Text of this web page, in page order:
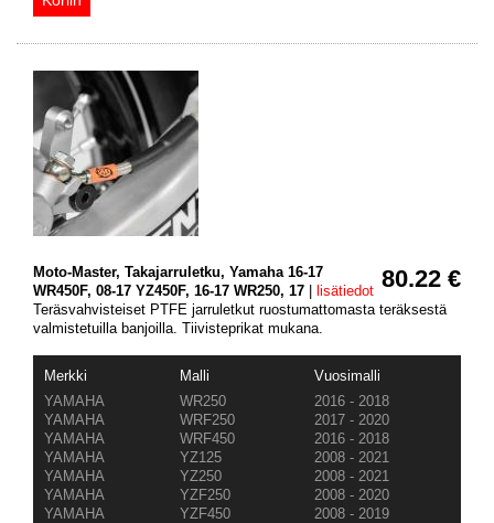
80.22 €
Moto-Master, Takajarruletku, Yamaha 16-17
WR450F, 08-17 YZ450F, 16-17 WR250, 17 | lisätiedot
Teräsvahvisteiset PTFE jarruletkut ruostumattomasta teräksestä
valmistetuilla banjoilla. Tiivisteprikat mukana.
Merkki Malli
Vuosimalli
YAMAHA
WR250
2016 - 2018
YAMAHA
WRF250
2017 - 2020
YAMAHA
WRF450
2016 - 2018
YAMAHA
YZ125
2008 - 2021
YAMAHA
YZ250
2008 - 2021
YAMAHA
YZF250
2008 - 2020
YAMAHA
YZF450 2008 - 2019